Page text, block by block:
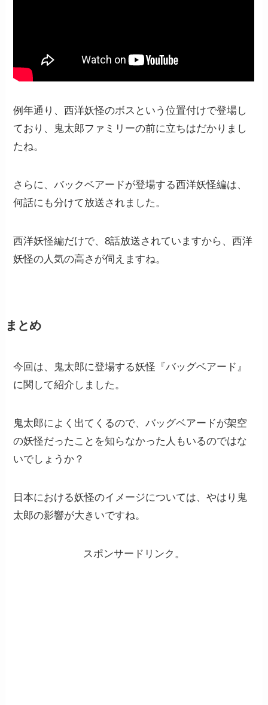
例年通り、西洋妖怪のボスという位置付けで登場し
ており、鬼太郎ファミリーの前に立ちはだかりまし
たね。
さらに、バックベアードが登場する西洋妖怪編は、
何話にも分けて放送されました。
西洋妖怪編だけで、8話放送されていますから、西洋
妖怪の人気の高さが伺えますね。
まとめ
今回は、鬼太郎に登場する妖怪『バッグベアード』
に関して紹介しました。
鬼太郎によく出てくるので、バッグベアードが架空
の妖怪だったことを知らなかった人もいるのではな
いでしょうか？
日本における妖怪のイメージについては、やはり鬼
太郎の影響が大きいですね。
スポンサードリンク。